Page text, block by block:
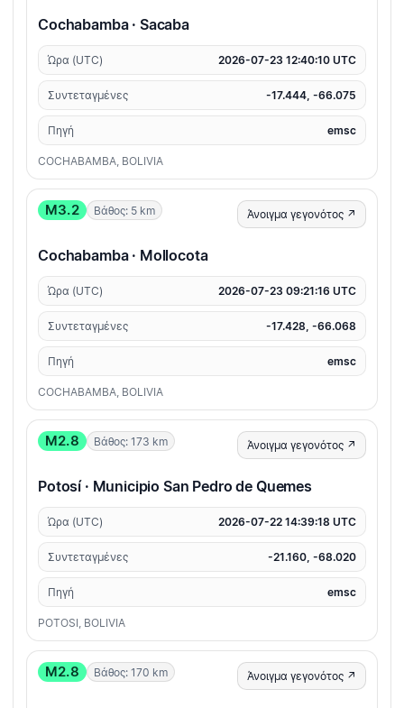
Cochabamba · Sacaba
Ώρα (UTC) 2026-07-23 12:40:10 UTC
Συντεταγμένες -17.444, -66.075
Πηγή emsc
COCHABAMBA, BOLIVIA
M3.2 Βάθος: 5 km Άνοιγμα γεγονότος ↗
Cochabamba · Mollocota
Ώρα (UTC) 2026-07-23 09:21:16 UTC
Συντεταγμένες -17.428, -66.068
Πηγή emsc
COCHABAMBA, BOLIVIA
M2.8 Βάθος: 173 km Άνοιγμα γεγονότος ↗
Potosí · Municipio San Pedro de Quemes
Ώρα (UTC) 2026-07-22 14:39:18 UTC
Συντεταγμένες -21.160, -68.020
Πηγή emsc
POTOSI, BOLIVIA
M2.8 Βάθος: 170 km Άνοιγμα γεγονότος ↗